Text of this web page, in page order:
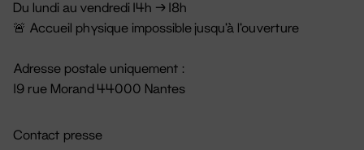
Du lundi au vendredi 14h → 18h
🚨 Accueil physique impossible jusqu'à l'ouverture
Adresse postale uniquement :
19 rue Morand 44000 Nantes
Contact presse